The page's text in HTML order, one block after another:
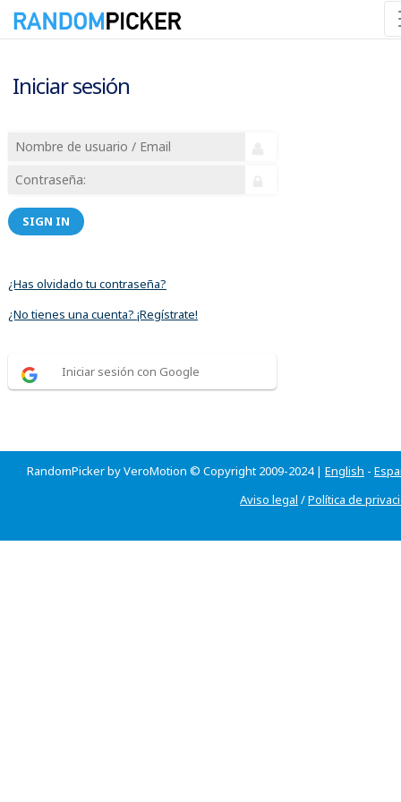
Iniciar sesión
SIGN IN
¿Has olvidado tu contraseña?
¿No tienes una cuenta? ¡Regístrate!
Iniciar sesión con Google
RandomPicker by VeroMotion © Copyright 2009-2024 | English -
Aviso legal /Política de